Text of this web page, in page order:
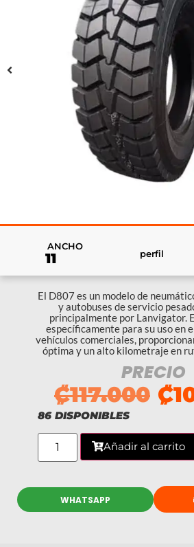
ANCHO
11 perfil
El D807 es un modelo de
y autobuses de servicio
principalmente por Lanvigator.
específicamente para su uso en
vehículos comerciales,
óptima y un alto kilometraje en
PRECIO
₡117.000 ₡
86 DISPONIBLES
Añadir al carrito
WHATSAPP